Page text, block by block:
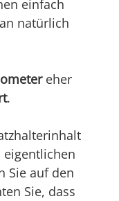
einfach
natürlich
eher
.
Sie auf den
Sie, dass